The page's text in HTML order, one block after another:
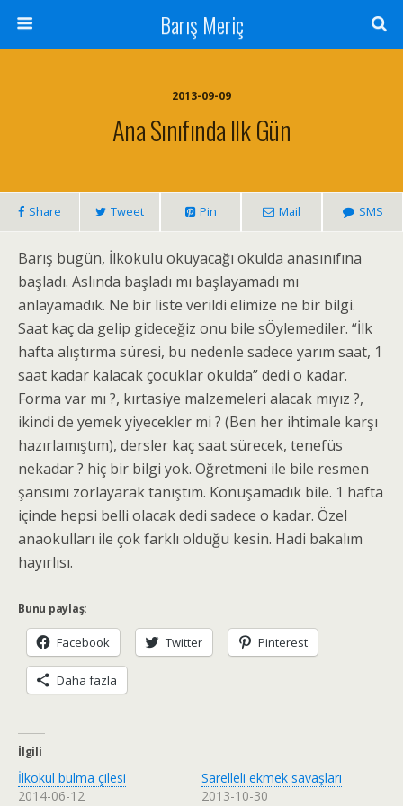
Barış Meriç
2013-09-09
Ana Sınıfında Ilk Gün
Share Tweet Pin Mail SMS
Barış bugün, İlkokulu okuyacağı okulda anasınıfına
başladı. Aslında başladı mı başlayamadı mı
anlayamadık. Ne bir liste verildi elimize ne bir bilgi.
Saat kaç da gelip gideceğiz onu bile sÖylemediler. “İlk
hafta alıştırma süresi, bu nedenle sadece yarım saat, 1
saat kadar kalacak çocuklar okulda” dedi o kadar.
Forma var mı ?, kırtasiye malzemeleri alacak mıyız ?,
ikindi de yemek yiyecekler mi ? (Ben her ihtimale karşı
hazırlamıştım), dersler kaç saat sürecek, tenefüs
nekadar ? hiç bir bilgi yok. Öğretmeni ile bile resmen
şansımı zorlayarak tanıştım. Konuşamadık bile. 1 hafta
içinde hepsi belli olacak dedi sadece o kadar. Özel
anaokulları ile çok farklı olduğu kesin. Hadi bakalım
hayırlısı.
Bunu paylaş:
Facebook Twitter Pinterest
Daha fazla
İlgili
İlkokul bulma çilesi
2014-06-12
Sarelleli ekmek savaşları
2013-10-30